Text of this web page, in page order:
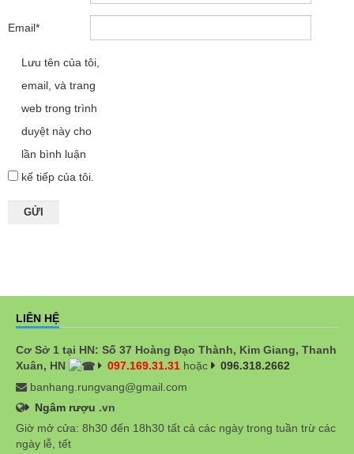
Email*
Lưu tên của tôi,
email, và trang
web trong trình
duyệt này cho
lần bình luận
kế tiếp của tôi.
LIÊN HỆ
Cơ Sở 1 tại HN: Số 37 Hoàng Đạo Thành, Kim Giang, Thanh
Xuân, HN
097.169.31.31 hoặc
096.318.2662
banhang.rungvang@gmail.com
Ngâm rượu .vn
Giờ mở cửa: 8h30 đến 18h30 tất cả các ngày trong tuần trừ các
ngày lễ, tết